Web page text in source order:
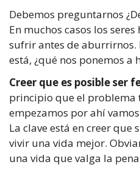
Debemos preguntarnos
En muchos casos los
sufrir antes de aburrirnos.
está, ¿qué nos ponemos a
Creer que es posible ser
principio que el problema
empezamos por ahí
La clave está en creer
vivir una vida mejor.
una vida que valga la